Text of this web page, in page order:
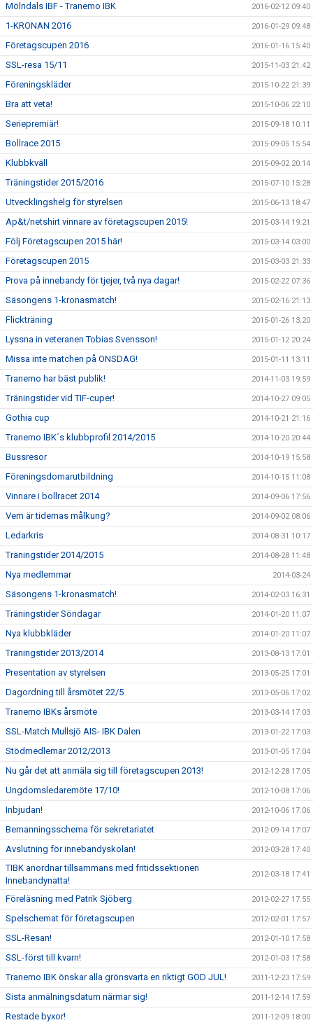
Mölndals IBF - Tranemo IBK 2016-02-12 09:40
1-KRONAN 2016 2016-01-29 09:48
Företagscupen 2016 2016-01-16 15:40
SSL-resa 15/11 2015-11-03 21:42
Föreningskläder 2015-10-22 21:39
Bra att veta! 2015-10-06 22:10
Seriepremiär! 2015-09-18 10:11
Bollrace 2015 2015-09-05 15:54
Klubbkväll 2015-09-02 20:14
Träningstider 2015/2016 2015-07-10 15:28
Utvecklingshelg för styrelsen 2015-06-13 18:47
Ap&t/netshirt vinnare av företagscupen 2015! 2015-03-14 19:21
Följ Företagscupen 2015 här! 2015-03-14 03:00
Företagscupen 2015 2015-03-03 21:33
Prova på innebandy för tjejer, två nya dagar! 2015-02-22 07:36
Säsongens 1-kronasmatch! 2015-02-16 21:13
Flickträning 2015-01-26 13:20
Lyssna in veteranen Tobias Svensson! 2015-01-12 20:24
Missa inte matchen på ONSDAG! 2015-01-11 13:11
Tranemo har bäst publik! 2014-11-03 19:59
Träningstider vid TIF-cuper! 2014-10-27 09:05
Gothia cup 2014-10-21 21:16
Tranemo IBK´s klubbprofil 2014/2015 2014-10-20 20:44
Bussresor 2014-10-19 15:58
Föreningsdomarutbildning 2014-10-15 11:08
Vinnare i bollracet 2014 2014-09-06 17:56
Vem är tidernas målkung? 2014-09-02 08:06
Ledarkris 2014-08-31 10:17
Träningstider 2014/2015 2014-08-28 11:48
Nya medlemmar 2014-03-24
Säsongens 1-kronasmatch! 2014-02-03 16:31
Träningstider Söndagar 2014-01-20 11:07
Nya klubbkläder 2014-01-20 11:07
Träningstider 2013/2014 2013-08-13 17:01
Presentation av styrelsen 2013-05-25 17:01
Dagordning till årsmötet 22/5 2013-05-06 17:02
Tranemo IBKs årsmöte 2013-03-14 17:03
SSL-Match Mullsjö AIS- IBK Dalen 2013-01-22 17:03
Stödmedlemar 2012/2013 2013-01-05 17:04
Nu går det att anmäla sig till företagscupen 2013! 2012-12-28 17:05
Ungdomsledaremöte 17/10! 2012-10-08 17:06
Inbjudan! 2012-10-06 17:06
Bemanningsschema för sekretariatet 2012-09-14 17:07
Avslutning för innebandyskolan! 2012-03-28 17:40
TIBK anordnar tillsammans med fritidssektionen
Innebandynatta!
2012-03-18 17:41
Föreläsning med Patrik Sjöberg 2012-02-27 17:55
Spelschemat för företagscupen 2012-02-01 17:57
SSL-Resan! 2012-01-10 17:58
SSL-först till kvarn! 2012-01-03 17:58
Tranemo IBK önskar alla grönsvarta en riktigt GOD JUL! 2011-12-23 17:59
Sista anmälningsdatum närmar sig! 2011-12-14 17:59
Restade byxor! 2011-12-09 18:00